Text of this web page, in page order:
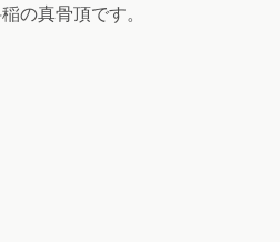
の真骨頂です。